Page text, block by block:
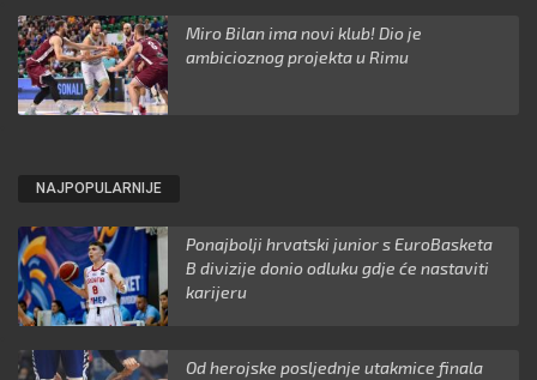
Miro Bilan ima novi klub! Dio je
ambicioznog projekta u Rimu
NAJPOPULARNIJE
Ponajbolji hrvatski junior s EuroBasketa
B divizije donio odluku gdje će nastaviti
karijeru
Od herojske posljednje utakmice finala